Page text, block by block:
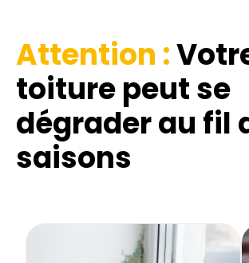
Attention :
toiturepeut se
dégrader au fil
saisons